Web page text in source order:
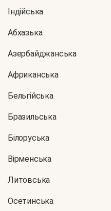
Індійська
Абхазька
Азербайджанська
Африканська
Бельгійська
Бразильська
Білоруська
Вірменська
Литовська
Осетинська